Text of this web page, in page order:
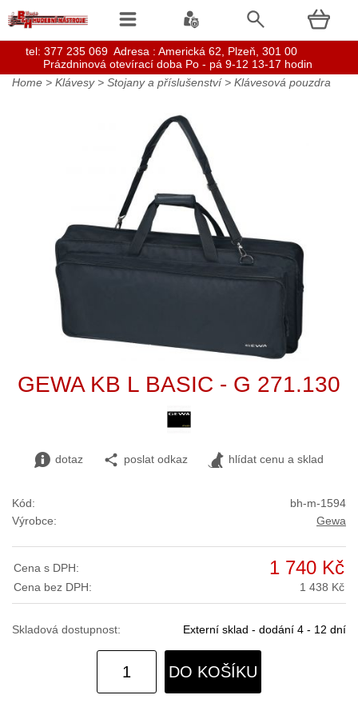
Home > Klávesy> Stojany a příslušenství> Klávesová pouzdra
GEWA KB L BASIC - G 271.130
dotaz poslat odkaz hlídat cenu a sklad
Kód:
bh-m-1594
Výrobce:
Gewa
Cena s DPH: 1 740 Kč
Cena bez DPH: 1 438 Kč
Skladová dostupnost: Externí sklad - dodání 4 - 12 dní
DO KOŠÍKU
tel: 377 235 069 Adresa : Americká 62, Plzeň, 301 00
Prázdninová otevírací doba Po - pá 9-12 13-17 hodin